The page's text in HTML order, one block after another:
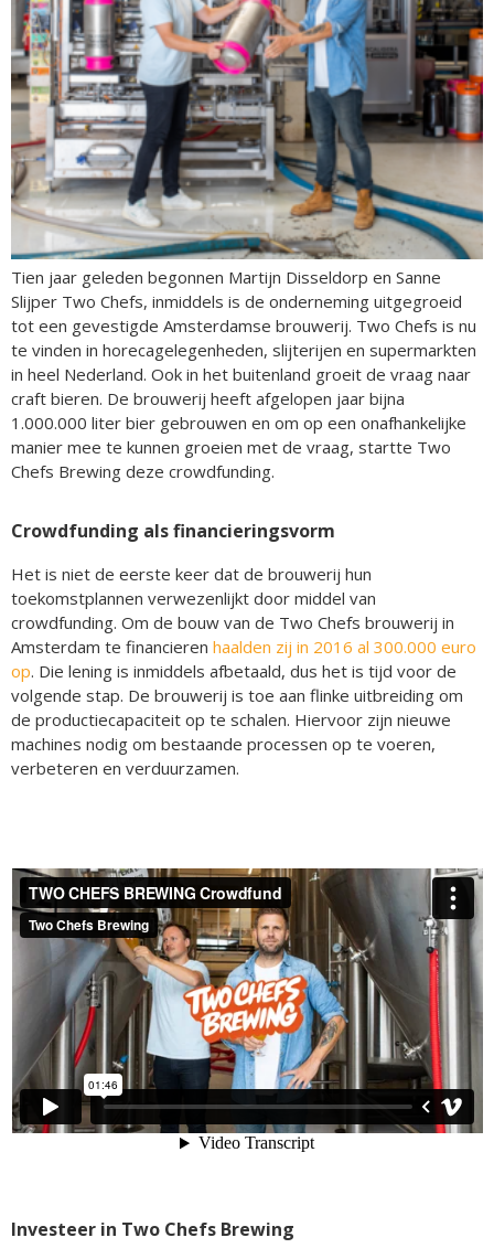
Tien jaar geleden begonnen Martijn Disseldorp en Sanne
Slijper Two Chefs, inmiddels is de onderneming uitgegroeid
tot een gevestigde Amsterdamse brouwerij. Two Chefs is nu
te vinden in horecagelegenheden, slijterijen en supermarkten
in heel Nederland. Ook in het buitenland groeit de vraag naar
craft bieren. De brouwerij heeft afgelopen jaar bijna
1.000.000 liter bier gebrouwen en om op een onafhankelijke
manier mee te kunnen groeien met de vraag, startte Two
Chefs Brewing deze crowdfunding.
Crowdfunding als financieringsvorm
Het is niet de eerste keer dat de brouwerij hun
toekomstplannen verwezenlijkt door middel van
crowdfunding. Om de bouw van de Two Chefs brouwerij in
Amsterdam te financieren haalden zij in 2016 al 300.000 euro
op. Die lening is inmiddels afbetaald, dus het is tijd voor de
volgende stap. De brouwerij is toe aan flinke uitbreiding om
de productiecapaciteit op te schalen. Hiervoor zijn nieuwe
machines nodig om bestaande processen op te voeren,
verbeteren en verduurzamen.
Investeer in Two Chefs Brewing